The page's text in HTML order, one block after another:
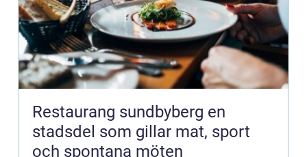
Restaurang sundbyberg en
stadsdel som gillar mat, sport
och spontana möten